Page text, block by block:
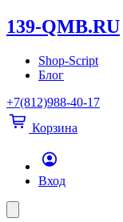
139-QMB.RU
Shop-Script
Блог
+7(812)988-40-17
Корзина
Вход